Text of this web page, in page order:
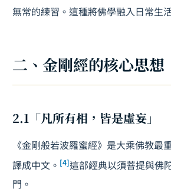
無常的練習。這種將佛學融入日常生
二、金剛經的核心思想
2.1「凡所有相，皆是虛妄」
《金剛般若波羅蜜經》是大乘佛教最
譯成中文。 [4]這部經典以須菩提與佛
門。